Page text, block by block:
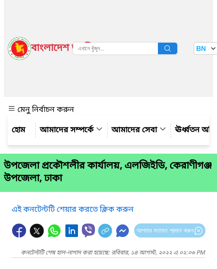
বাংলাদেশ জাতীয় তথ্য বাতায়ন BN
মেনু নির্বাচন করুন
আমাদের সম্পর্কে
আমাদের সেবা ঊর্ধ্বতন
উপজেলা প্রকৌশলীর কার্যালয়, এলজিইডি, কেরাণীগঞ্জ
উপজেলা, ঢাকা
এই কনটেন্টটি শেয়ার করতে ক্লিক করুন
আপনার মতামত প্রদান করুন
কনটেন্টটি শেষ হাল-নাগাদ করা হয়েছে: রবিবার, ১৪ আগস্ট, ২০২২ এ ০২:০৬ PM